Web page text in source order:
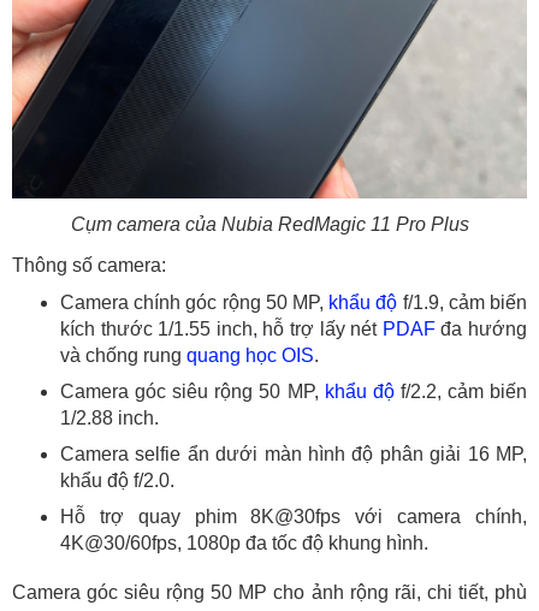
Cụm camera của Nubia RedMagic 11 Pro Plus
Thông số camera:
Camera chính góc rộng 50 MP, khẩu độ f/1.9, cảm biến
kích thước 1/1.55 inch, hỗ trợ lấy nét PDAFđa hướng
và chống rung quang học OIS.
Camera góc siêu rộng 50 MP, khẩu độf/2.2, cảm biến
1/2.88 inch.
Camera selfie ẩn dưới màn hình độ phân giải 16 MP,
khẩu độ f/2.0.
Hỗ trợ quay phim 8K@30fps với camera chính,
4K@30/60fps, 1080p đa tốc độ khung hình.
Camera góc siêu rộng 50 MP cho ảnh rộng rãi, chi tiết, phù